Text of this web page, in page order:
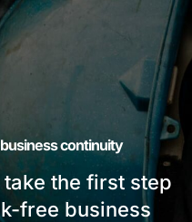
continuity
take the first step
free business